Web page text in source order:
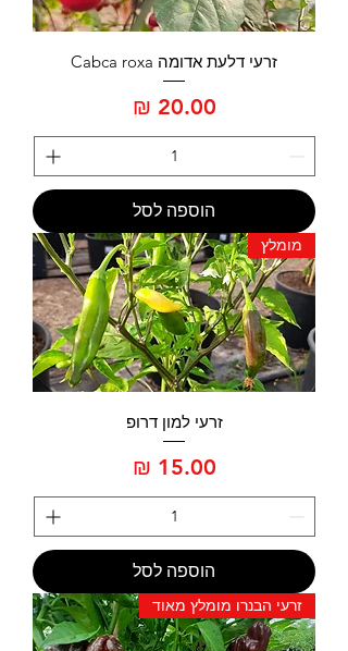
זרעי דלעת אדומה Cabca roxa
מחיר
הוספה לסל
מומלץ
זרעי למון דרופ
מחיר
הוספה לסל
זרעי הבנרו מומלץ מאוד